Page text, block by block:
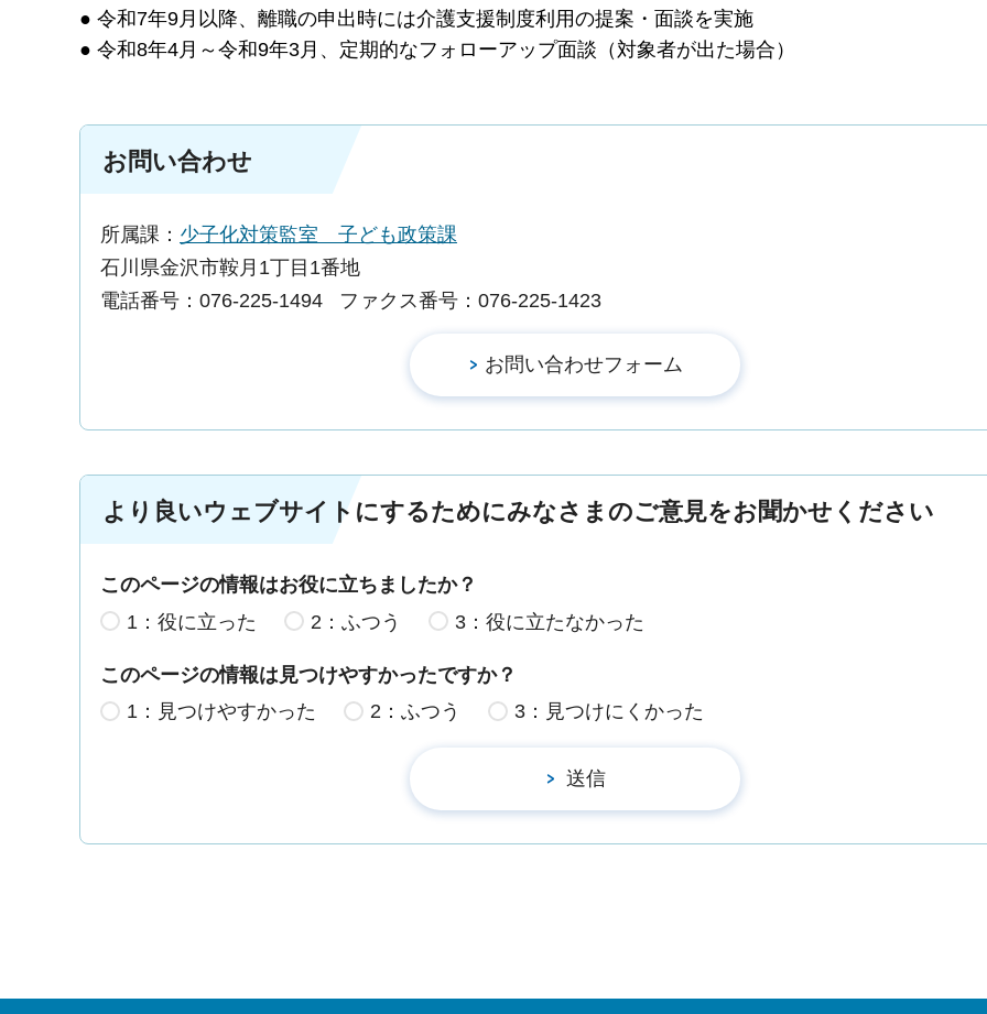
● 令和7年9月以降、離職の申出時には介護支援制度利用の提案・面談を実施
● 令和8年4月～令和9年3月、定期的なフォローアップ面談（対象者が出た場合）
お問い合わせ
所属課： 少子化対策監室 子ども政策課
石川県金沢市鞍月1丁目1番地
電話番号：076-225-1494
ファクス番号：076-225-1423
より良いウェブサイトにするためにみなさまのご意見をお聞かせください
このページの情報はお役に立ちましたか？
1：役に立った
2：ふつう 3：役に立たなかった
このページの情報は見つけやすかったですか？
1：見つけやすかった
2：ふつう 3：見つけにくかった